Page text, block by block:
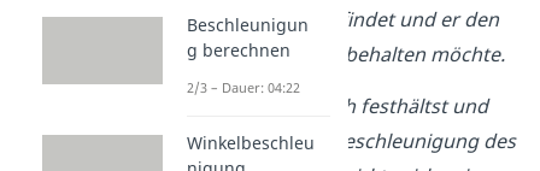
Ruhezustand befindet und er den
Ruhezustand beibehalten möchte.
Erst wenn du dich festhältst und
damit auch die Beschleunigung des
Beschleunigun
g berechnen
2/3 – Dauer: 04:22
Winkelbeschleu